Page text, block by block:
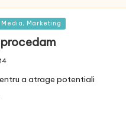
Marketing
a atrage potentiali